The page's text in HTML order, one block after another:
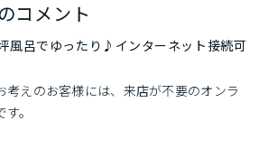
コメント
風呂でゆったり♪インターネット接続可
考えのお客様には、来店が不要のオンラ
。